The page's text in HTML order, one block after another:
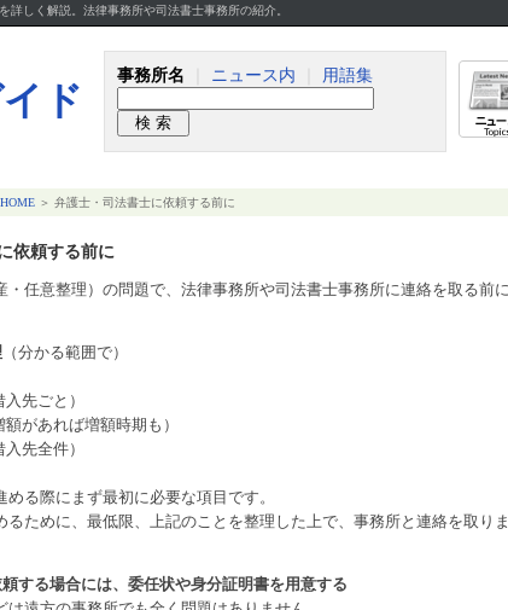
しく解説。法律事務所や司法書士事務所の紹介。
事務所名 ニュース内 用語集
＞ 弁護士・司法書士に依頼する前に
依頼する前に
・任意整理）の問題で、法律事務所や司法書士事務所に連絡を取る前
（分かる範囲で）
先ごと）
があれば増額時期も）
先全件）
る際にまず最初に必要な項目です。
るために、最低限、上記のことを整理した上で、事務所と連絡を取りま
する場合には、委任状や身分証明書を用意する